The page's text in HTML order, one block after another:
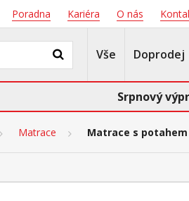
Poradna Kariéra O nás
Vše Doprodej
Srpnový
Matrace Matrace s potahem